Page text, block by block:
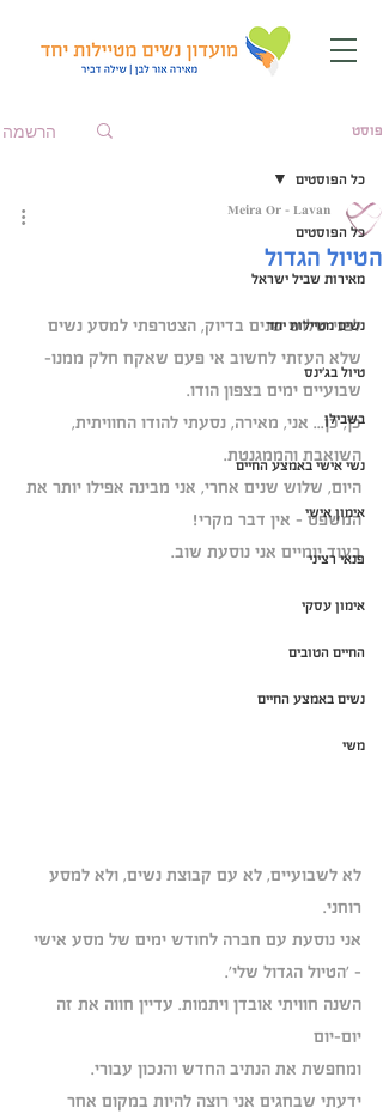
פוסט הרשמה
כל הפוסטים
מאירות שביל ישראל
נשים מטיילות יחד
טיול בג'ינס
בשבילן
נשי אישי באמצע החיים
אימון אישי
פנאי רציני
אימון עסקי
החיים הטובים
נשים באמצע החיים
משי
כל הפוסטים
הטיול הגדול
Meira Or - Lavan
לפני שלוש שנים בדיוק, הצטרפתי למסע נשים
שלא העזתי לחשוב אי פעם שאקח חלק ממנו-
שבועיים ימים בצפון הודו.
כן, כן... אני, מאירה, נסעתי להודו החוויתית,
השואבת והממגנטת.
היום, שלוש שנים אחרי, אני מבינה אפילו יותר את
המשפט - אין דבר מקרי!
בעוד יומיים אני נוסעת שוב.
לא לשבועיים, לא עם קבוצת נשים, ולא למסע
רוחני.
אני נוסעת עם חברה לחודש ימים של מסע אישי
- 'הטיול הגדול שלי'.
השנה חוויתי אובדן ויתמות. עדיין חווה את זה
יום-יום
ומחפשת את הנתיב החדש והנכון עבורי.
ידעתי שבחגים אני רוצה להיות במקום אחר